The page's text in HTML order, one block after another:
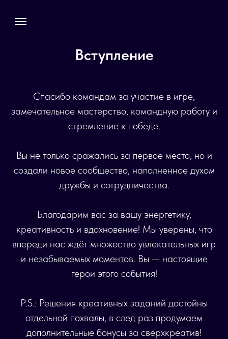
Вступление
Спасибо командам за участие в игре,
замечательное мастерство, командную работу и
стремление к победе.
Вы не только сражались за первое место, но и
создали новое сообщество, наполненное духом
дружбы и сотрудничества.
Благодарим вас за вашу энергетику,
креативность и вдохновение! Мы уверены, что
впереди нас ждёт множество увлекательных игр
и незабываемых моментов. Вы — настоящие
герои этого события!
P.S.: Решения креативных заданий достойны
отдельной похвалы, в след раз продумаем
дополнительные бонусы за сверхкреатив!